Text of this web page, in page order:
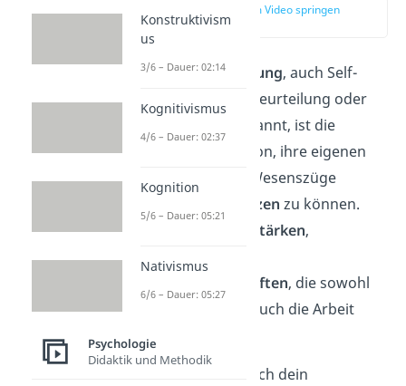
zur Stelle im Video springen
(00:17)
DieSelbsteinschätzung, auch Self-
Assessment, Selbstbeurteilung oder
genannt, ist die
Fähigkeit einer Person, ihre eigenen
Kompetenzen und Wesenszüge
realistisch einschätzen zu können.
Dazu zählen bspw.
Stärken,
Schwächen
Charaktereigenschaften, die sowohl
das Privatleben als auch die Arbeit
beeinflussen.
In der Regel bittet dich dein
Konstruktivism
us
3/6 – Dauer: 02:14
Kognitivismus
4/6 – Dauer: 02:37
Kognition
5/6 – Dauer: 05:21
Nativismus
6/6 – Dauer: 05:27
Psychologie
Didaktik und Methodik